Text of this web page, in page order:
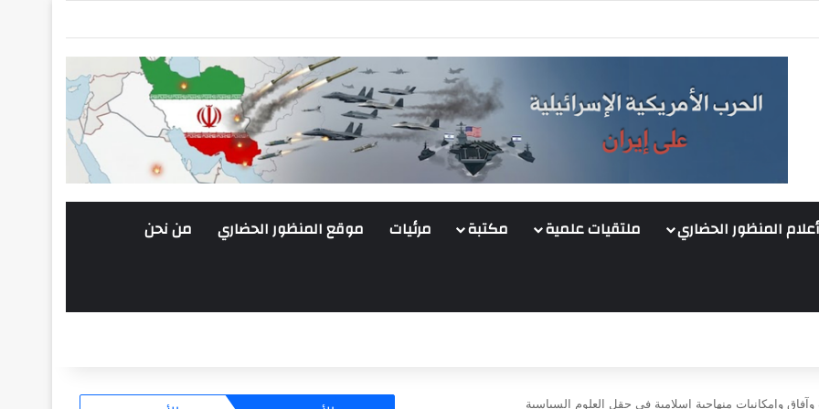
أعلام المنظور الحضاري ملتقيات علمية مكتبة مرئيات موقع المنظور الحضاري من نحن
وآفاق وإمكانيات منهاجية إسلامية في حقل العلوم السياسية